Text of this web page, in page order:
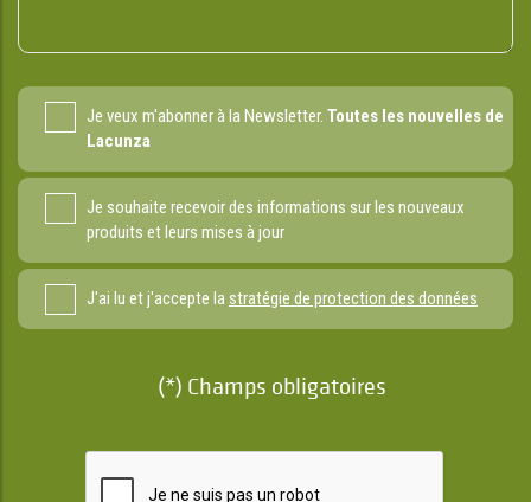
Je veux m'abonner à la Newsletter. Toutes les nouvelles de
Lacunza
Je souhaite recevoir des informations sur les nouveaux
produits et leurs mises à jour
J'ai lu et j'accepte lastratégie de protection des données
(*) Champs obligatoires